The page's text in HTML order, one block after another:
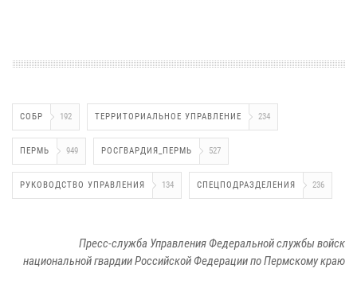
СОБР 192 ТЕРРИТОРИАЛЬНОЕ УПРАВЛЕНИЕ 234
ПЕРМЬ 949 РОСГВАРДИЯ_ПЕРМЬ 527
РУКОВОДСТВО УПРАВЛЕНИЯ 134 СПЕЦПОДРАЗДЕЛЕНИЯ 236
Пресс-служба Управления Федеральной службы войск
национальной гвардии Российской Федерации по Пермскому краю